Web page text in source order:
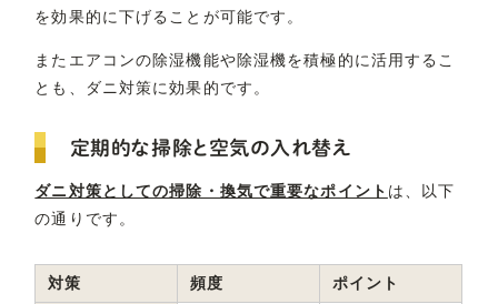
を効果的に下げることが可能です。
またエアコンの除湿機能や除湿機を積極的に活用するこ
とも、ダニ対策に効果的です。
定期的な掃除と空気の入れ替え
ダニ対策としての掃除・換気で重要なポイント は、以下
の通りです。
対策 頻度 ポイント